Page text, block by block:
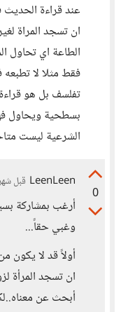
عند قراءة
ان تسجد المراة
الطاعة اي تحاول
فقط مثلا لا
تفلسف بل هو قراءة
بسطحية ويحاول
الشرعية ليست
0
LeenLeen قبل
أرغب بمشاركة
وغبي حقاً...
أولاً قد لا
ان تسجد المرأة
أبحث عن